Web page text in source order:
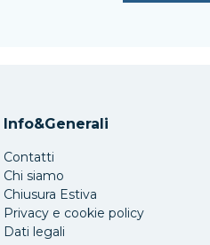
Info&Generali
Contatti
Chi siamo
Chiusura Estiva
Privacy e cookie policy
Dati legali